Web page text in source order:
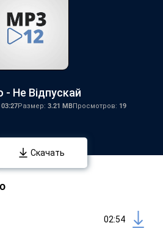
- Не Відпускай
03:27Размер: 3.21 MBПросмотров: 19
Скачать
02:54